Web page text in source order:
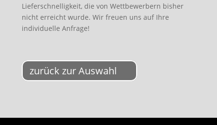
Lieferschnelligkeit, die von Wettbewerbern bisher
nicht erreicht wurde. Wir freuen uns auf Ihre
individuelle Anfrage!
zurück zur Auswahl